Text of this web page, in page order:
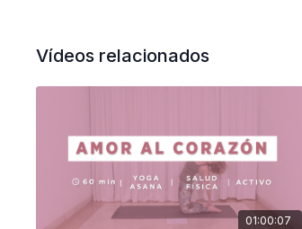
Vídeos relacionados
01:00:07